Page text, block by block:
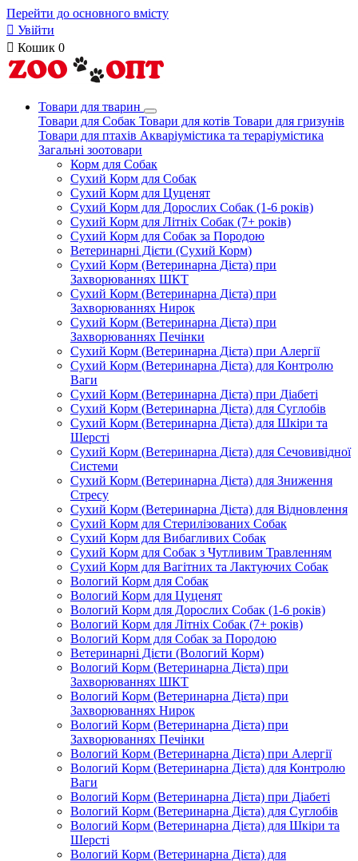
Перейти до основного вмісту
 Увійти
 Кошик 0
Товари для тварин
Товари для Собак Товари для котів Товари для гризунів
Товари для птахів Акваріумістика та тераріумістика
Загальні зоотовари
Корм для Собак
Сухий Корм для Собак
Сухий Корм для Цуценят
Сухий Корм для Дорослих Собак (1-6 років)
Сухий Корм для Літніх Собак (7+ років)
Сухий Корм для Собак за Породою
Ветеринарні Дієти (Сухий Корм)
Сухий Корм (Ветеринарна Дієта) при
Захворюваннях ШКТ
Сухий Корм (Ветеринарна Дієта) при
Захворюваннях Нирок
Сухий Корм (Ветеринарна Дієта) при
Захворюваннях Печінки
Сухий Корм (Ветеринарна Дієта) при Алергії
Сухий Корм (Ветеринарна Дієта) для Контролю
Ваги
Сухий Корм (Ветеринарна Дієта) при Діабеті
Сухий Корм (Ветеринарна Дієта) для Суглобів
Сухий Корм (Ветеринарна Дієта) для Шкіри та
Шерсті
Сухий Корм (Ветеринарна Дієта) для Сечовивідної
Системи
Сухий Корм (Ветеринарна Дієта) для Зниження
Стресу
Сухий Корм (Ветеринарна Дієта) для Відновлення
Сухий Корм для Стерилізованих Собак
Сухий Корм для Вибагливих Собак
Сухий Корм для Собак з Чутливим Травленням
Сухий Корм для Вагітних та Лактуючих Собак
Вологий Корм для Собак
Вологий Корм для Цуценят
Вологий Корм для Дорослих Собак (1-6 років)
Вологий Корм для Літніх Собак (7+ років)
Вологий Корм для Собак за Породою
Ветеринарні Дієти (Вологий Корм)
Вологий Корм (Ветеринарна Дієта) при
Захворюваннях ШКТ
Вологий Корм (Ветеринарна Дієта) при
Захворюваннях Нирок
Вологий Корм (Ветеринарна Дієта) при
Захворюваннях Печінки
Вологий Корм (Ветеринарна Дієта) при Алергії
Вологий Корм (Ветеринарна Дієта) для Контролю
Ваги
Вологий Корм (Ветеринарна Дієта) при Діабеті
Вологий Корм (Ветеринарна Дієта) для Суглобів
Вологий Корм (Ветеринарна Дієта) для Шкіри та
Шерсті
Вологий Корм (Ветеринарна Дієта) для